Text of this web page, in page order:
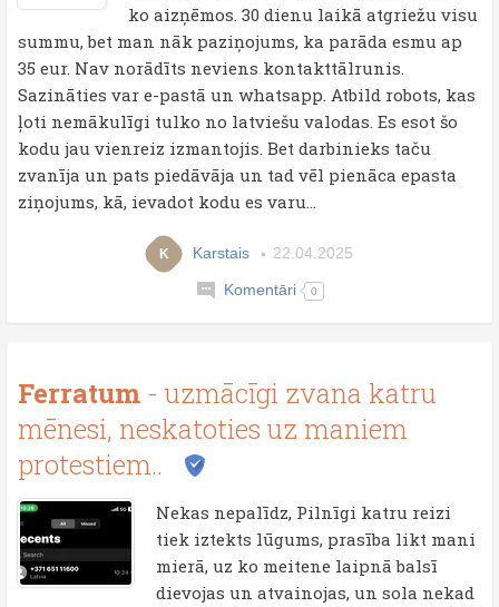
ko aizņēmos. 30 dienu laikā atgriežu visu
summu, bet man nāk paziņojums, ka parāda esmu ap
35 eur. Nav norādīts neviens kontakttālrunis.
Sazināties var e-pastā un whatsapp. Atbild robots, kas
ļoti nemākulīgi tulko no latviešu valodas. Es esot šo
kodu jau vienreiz izmantojis. Bet darbinieks taču
zvanīja un pats piedāvāja un tad vēl pienāca epasta
ziņojums, kā, ievadot kodu es varu...
K Karstais 22.04.2025
Komentāri 0
Ferratum - uzmācīgi zvana katru
mēnesi, neskatoties uz maniem
protestiem..
Nekas nepalīdz, Pilnīgi katru reizi
tiek iztekts lūgums, prasība likt mani
mierā, uz ko meitene laipnā balsī
dievojas un atvainojas, un sola nekad